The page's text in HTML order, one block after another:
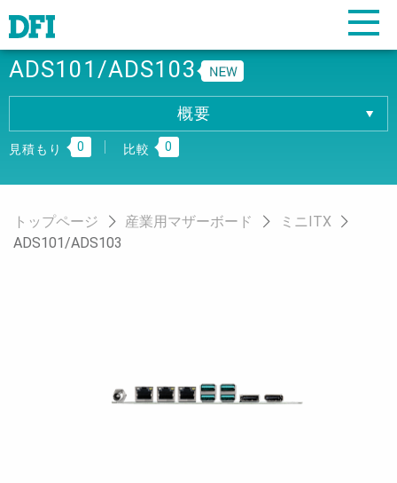
ADS101/ADS103
概要
概要
ダウンロード
注文情報
見積もり 0 比較 0
トップページ 産業用マザーボード
ミニITX
ADS101/ADS103